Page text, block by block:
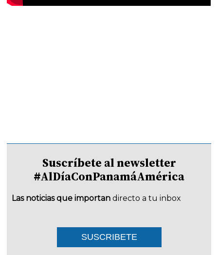
Suscríbete al newsletter
#AlDíaConPanamáAmérica
Las noticias que importan directo a tu inbox
SUSCRIBETE